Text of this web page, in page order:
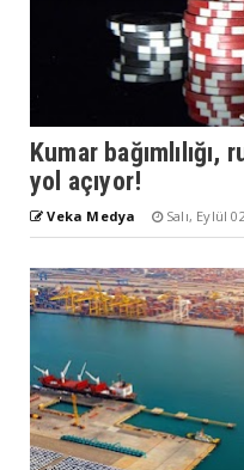
Kumar bağımlılığı,
yol açıyor!
Veka Medya Salı, Eylül